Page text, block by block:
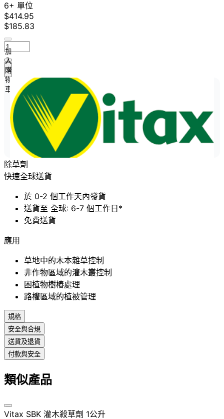
6+ 單位
$414.95
$185.83
加
入
購
物
車
除草劑
快速全球送貨
於 0-2 個工作天內發貨
送貨至 全球: 6-7 個工作日*
免費送貨
應用
草地中的木本雜草控制
非作物區域的灌木叢控制
困植物樹樁處理
路權區域的植被管理
規格
安全與合規
送貨及退貨
付款與安全
類似產品
Vitax SBK 灌木殺草劑 1公升